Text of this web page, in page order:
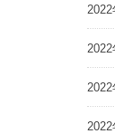
2022
2022
2022
2022